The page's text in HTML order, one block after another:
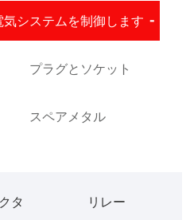
気システムを制御します
プラグとソケット
スペアメタル
タ リレー